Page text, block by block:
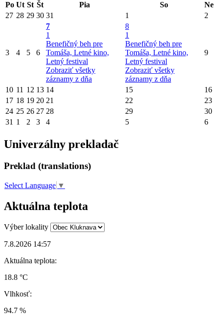
Po Ut St Št Pia So
Ne
27 28 29 30 31 1 2
3 4 5 6
7
1
Benefičný beh pre
Tomáša, Letné kino,
Letný festival
Zobraziť všetky
záznamy z dňa
8
1
Benefičný beh pre
Tomáša, Letné kino,
Letný festival
Zobraziť všetky
záznamy z dňa
9
10 11 12 13 14 15
16
17 18 19 20 21 22
23
24 25 26 27 28 29
30
31 1 2 3 4 5 6
Univerzálny prekladač
Preklad (translations)
Select Language ▼
Aktuálna teplota
Výber lokality
7.8.2026 14:57
Aktuálna teplota:
18.8 °C
Vlhkosť:
94.7 %